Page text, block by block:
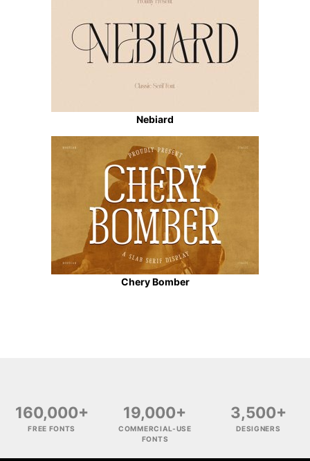
Nebiard
Chery Bomber
160,000+
FREE FONTS
19,000+
COMMERCIAL-USE
FONTS
3,500+
DESIGNERS